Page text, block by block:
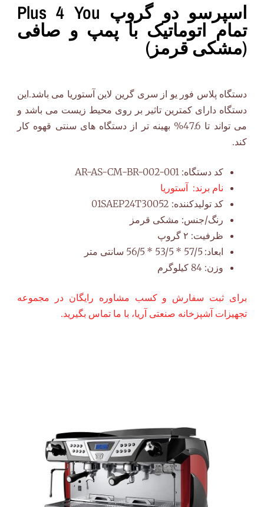
اسپرسو دو گروپ Plus 4 You
تمام اتوماتیک با پمپ و صافی
(مشکی قرمز)
دستگاه پلاس فور یو از سری گرین لاین آستوریا می باشد.این
دستگاه دارای کمترین تاثیر بر روی محیط زیست می باشد و
می تواند تا 47.6% بهینه تر از دستگاه های سنتی قهوه کار
کند.
کد دستگاه: AR-AS-CM-BR-002-001
نام برند: آستوریا
کد تولیدکننده: 01SAEP24T30052
رنگ/جنس: مشکی قرمز
ظرفیت: ۲ گروپ
ابعاد: 57/5 * 53/5 * 56/5 سانتی متر
وزن: 84 کیلوگرم
برای ثبت سفارش و کسب مشاوره رایگان در مجموعه
تجهیزات آشپزخانه صنعتی آریا، با ما تماس بگیرید.